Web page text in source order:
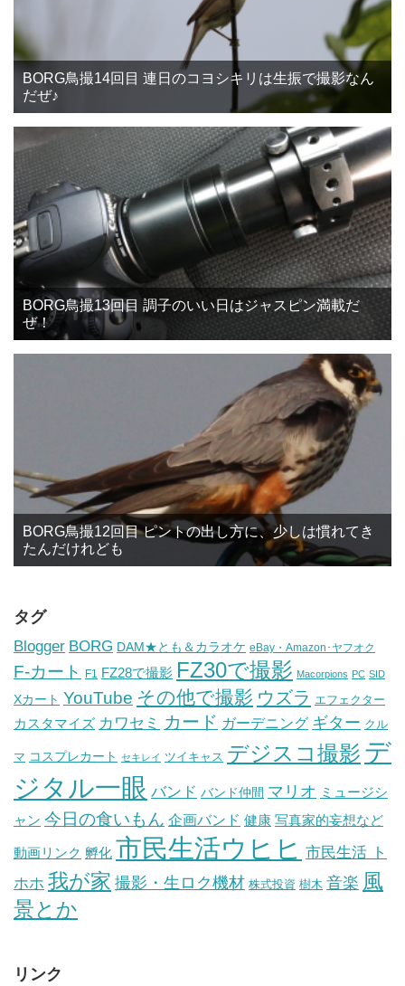
BORG鳥撮14回目 連日のコヨシキリは生振で撮影なん
だぜ♪
BORG鳥撮13回目 調子のいい日はジャスピン満載だ
ぜ！
BORG鳥撮12回目 ピントの出し方に、少しは慣れてき
たんだけれども
タグ
Blogger BORG DAM★とも＆カラオケ eBay・Amazon･ヤフオク
F-カート F1 FZ28で撮影 FZ30で撮影 Macorpions PC SID
Xカート YouTube その他で撮影 ウズラ エフェクター
カスタマイズ カワセミ カード ガーデニング ギター クル
マ コスプレカート セキレイ ツイキャス デジスコ撮影 デ
ジタル一眼 バンド バンド仲間 マリオ ミュージシ
ャン 今日の食いもん 企画バンド 健康 写真家的妄想など
動画リンク 孵化 市民生活ウヒヒ 市民生活 ト
ホホ 我が家 撮影・生ロク機材 株式投資 樹木 音楽 風
景とか
リンク